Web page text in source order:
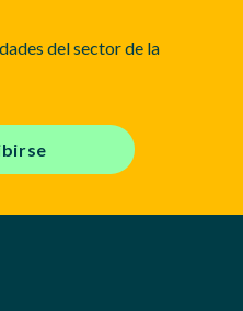
del sector de la